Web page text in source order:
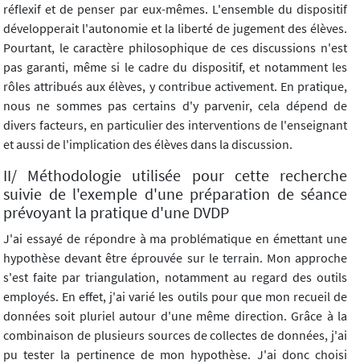
réflexif et de penser par eux-mêmes. L'ensemble du dispositif
développerait l'autonomie et la liberté de jugement des élèves.
Pourtant, le caractère philosophique de ces discussions n'est
pas garanti, même si le cadre du dispositif, et notamment les
rôles attribués aux élèves, y contribue activement. En pratique,
nous ne sommes pas certains d'y parvenir, cela dépend de
divers facteurs, en particulier des interventions de l'enseignant
et aussi de l'implication des élèves dans la discussion.
II/ Méthodologie utilisée pour cette recherche
suivie de l'exemple d'une préparation de séance
prévoyant la pratique d'une DVDP
J'ai essayé de répondre à ma problématique en émettant une
hypothèse devant être éprouvée sur le terrain. Mon approche
s'est faite par triangulation, notamment au regard des outils
employés. En effet, j'ai varié les outils pour que mon recueil de
données soit pluriel autour d'une même direction. Grâce à la
combinaison de plusieurs sources de collectes de données, j'ai
pu tester la pertinence de mon hypothèse. J'ai donc choisi